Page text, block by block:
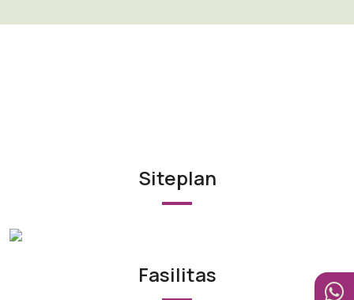
Siteplan
Fasilitas